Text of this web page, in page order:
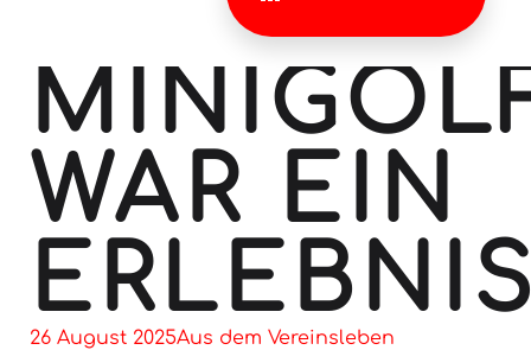
WAR EIN
26 August 2025Aus dem Vereinsleben